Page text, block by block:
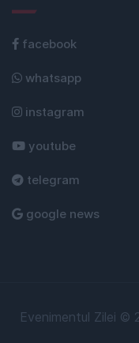
facebook
whatsapp
instagram
youtube
telegram
google news
Evenimentul Zilei